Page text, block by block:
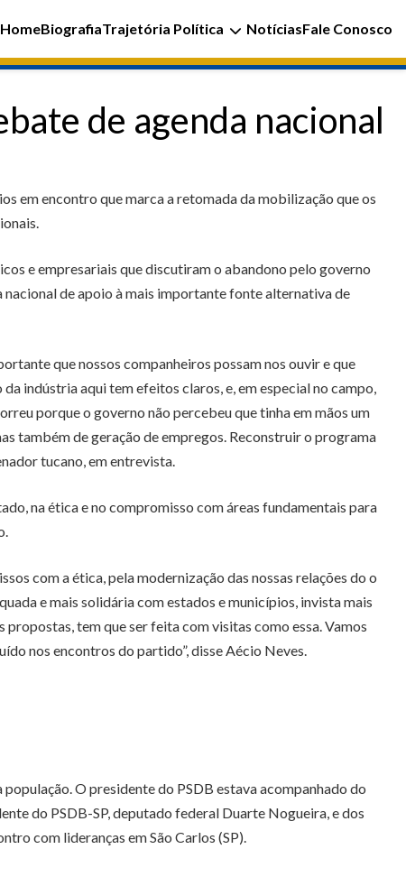
HomeBiografiaTrajetória Política NotíciasFale Conosco
de agenda nacional
em encontro que marca a retomada da mobilização que os
e empresariais que discutiram o abandono pelo governo
de apoio à mais importante fonte alternativa de
que nossos companheiros possam nos ouvir e que
indústria aqui tem efeitos claros, e, em especial no campo,
porque o governo não percebeu que tinha em mãos um
também de geração de empregos. Reconstruir o programa
tucano, em entrevista.
na ética e no compromisso com áreas fundamentais para
com a ética, pela modernização das nossas relações do o
e mais solidária com estados e municípios, invista mais
propostas, tem que ser feita com visitas como essa. Vamos
nos encontros do partido”, disse Aécio Neves.
O presidente do PSDB estava acompanhado do
do PSDB-SP, deputado federal Duarte Nogueira, e dos
com lideranças em São Carlos (SP).